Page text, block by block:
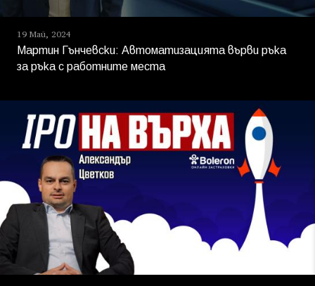
19 Май, 2024
Мартин Гънчевски: Автоматизацията върви ръка
за ръка с работните места